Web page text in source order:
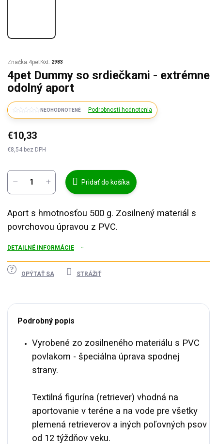
Značka:4pet Kód: 2983
4pet Dummy so srdiečkami - extrémne
odolný aport
NEOHODNOTENÉ Podrobnosti hodnotenia
€10,33
€8,54 bez DPH
cena:
Pridať do košíka
Aport s hmotnosťou 500 g. Zosilnený materiál s
povrchovou úpravou z PVC.
DETAILNÉ INFORMÁCIE
OPÝTAŤ SA STRÁŽIŤ
Podrobný popis
Vyrobené zo zosilneného materiálu s PVC
povlakom - špeciálna úprava spodnej
strany.
Textilná figurína (retriever) vhodná na
aportovanie v teréne a na vode pre všetky
plemená retrieverov a iných poľovných psov
od 12 týždňov veku.